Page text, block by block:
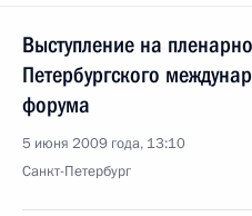
Выступление на
Петербургского
форума
5 июня 2009 года, 13:10
Санкт-Петербург